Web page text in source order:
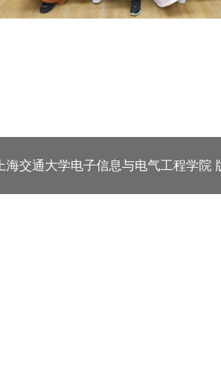
海交通大学电子信息与电气工程学院